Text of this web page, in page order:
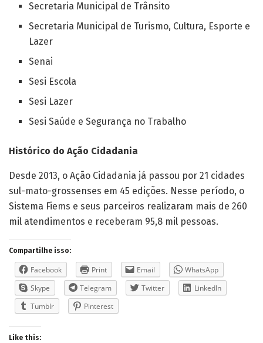
Secretaria Municipal de Trânsito
Secretaria Municipal de Turismo, Cultura, Esporte e
Lazer
Senai
Sesi Escola
Sesi Lazer
Sesi Saúde e Segurança no Trabalho
Histórico do Ação Cidadania
Desde 2013, o Ação Cidadania já passou por 21 cidades
sul-mato-grossenses em 45 edições. Nesse período, o
Sistema Fiems e seus parceiros realizaram mais de 260
mil atendimentos e receberam 95,8 mil pessoas.
Compartilhe isso:
Facebook Print Email
WhatsApp
Skype
Telegram Twitter
LinkedIn
Tumblr
Pinterest
Like this: